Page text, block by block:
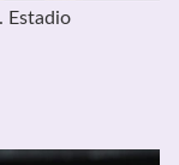
Estadio